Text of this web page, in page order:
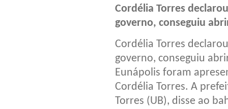
Cordélia Torres
governo, conseguiu
Cordélia Torres
governo, conseguiu
Eunápolis foram
Cordélia Torres. A
Torres (UB), disse ao